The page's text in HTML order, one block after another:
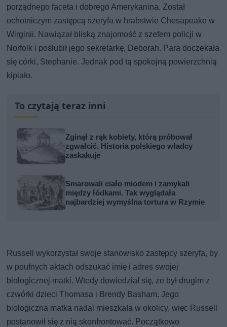
porządnego faceta i dobrego Amerykanina. Został
ochotniczym zastępcą szeryfa w hrabstwie Chesapeake w
Wirginii. Nawiązał bliską znajomość z szefem policji w
Norfolk i poślubił jego sekretarkę, Deborah. Para doczekała
się córki, Stephanie. Jednak pod tą spokojną powierzchnią
kipiało.
To czytają teraz inni
Zginął z rąk kobiety, którą próbował
zgwałcić. Historia polskiego władcy
zaskakuje
Smarowali ciało miodem i zamykali
między łódkami. Tak wyglądała
najbardziej wymyślna tortura w Rzymie
Russell wykorzystał swoje stanowisko zastępcy szeryfa, by
w poufnych aktach odszukać imię i adres swojej
biologicznej matki. Wtedy dowiedział się, że był drugim z
czwórki dzieci Thomasa i Brendy Basham. Jego
biologiczna matka nadal mieszkała w okolicy, więc Russell
postanowił się z nią skonfrontować. Początkowo